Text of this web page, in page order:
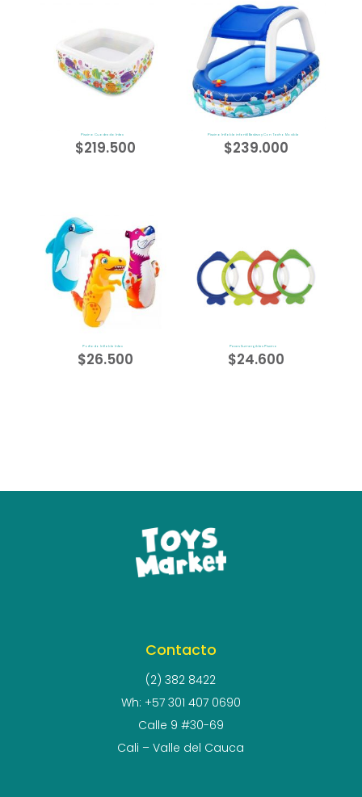
Piscina Cuadrada Intex
$219.500
Piscina Inflable infantil Bestway Con Techo Movible
$239.000
Porfiado Inflable Intex
$26.500
Peces Sumergibles Piscina
$24.600
Contacto
(2) 382 8422
Wh: +57 301 407 0690
Calle 9 #30-69
Cali – Valle del Cauca